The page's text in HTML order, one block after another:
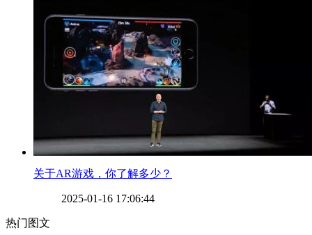
​关于AR游戏，你了解多少？
2025-01-16 17:06:44
热门图文